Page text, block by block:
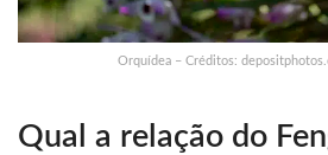
Orquídea – Créditos:
Qual a relação do